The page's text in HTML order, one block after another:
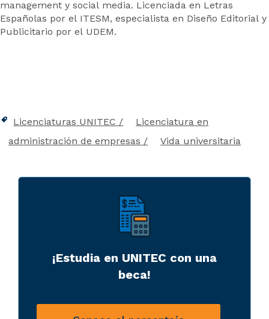
management y social media. Licenciada en Letras
Españolas por el ITESM, especialista en Diseño Editorial y
Publicitario por el UDEM.
Licenciaturas UNITEC
Licenciatura en
administración de empresas
Vida universitaria
¡Estudia en UNITEC con una
beca!